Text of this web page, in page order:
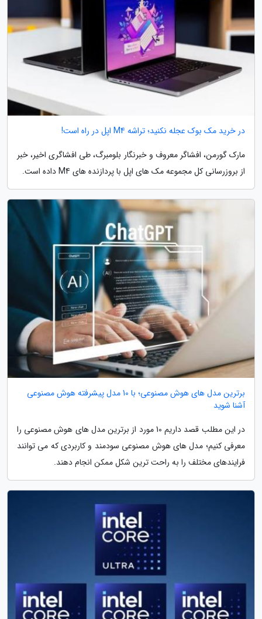
در خرید مک بوک عجله نکنید؛ تراشه M4 اپل در راه است!
مارک گورمن، افشاگر معروف و خبرنگار بلومبرگ، طی افشاگری اخیر، خبر
از بروزرسانی کل مجموعه مک های اپل با پردازنده های M4 داده است.
برترین مدل های هوش مصنوعی؛ با 10 مدل پیشرفته هوش مصنوعی
آشنا شوید
در این مطلب قصد داریم 10 مورد از برترین مدل های هوش مصنوعی را
معرفی کنیم؛ مدل های هوش مصنوعی سودمند و کاربردی که می توانند
فرایندهای مختلف را به راحت ترین شکل ممکن انجام دهند.